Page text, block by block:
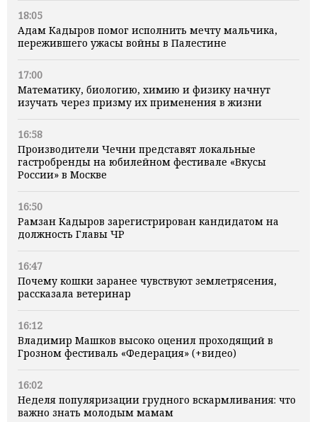
18:05
Адам Кадыров помог исполнить мечту мальчика,
пережившего ужасы войны в Палестине
17:00
Математику, биологию, химию и физику начнут
изучать через призму их применения в жизни
16:58
Производители Чечни представят локальные
гастробренды на юбилейном фестивале «Вкусы
России» в Москве
16:50
Рамзан Кадыров зарегистрирован кандидатом на
должность Главы ЧР
16:47
Почему кошки заранее чувствуют землетрясения,
рассказала ветеринар
16:12
Владимир Машков высоко оценил проходящий в
Грозном фестиваль «Федерация» (+видео)
16:02
Неделя популяризации грудного вскармливания: что
важно знать молодым мамам